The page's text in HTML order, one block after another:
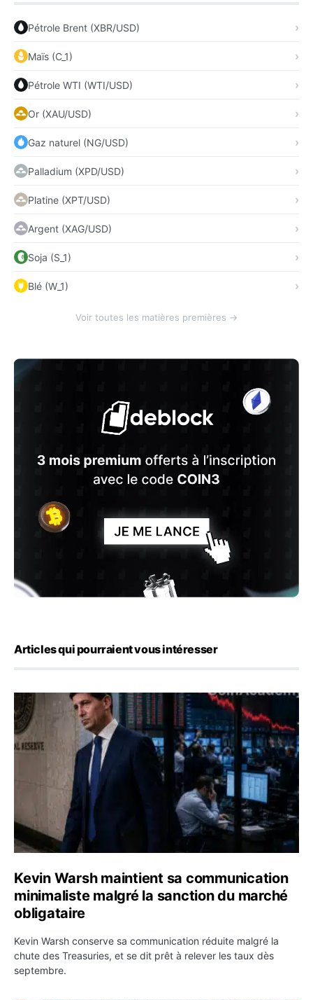
Pétrole Brent (XBR/USD)
Maïs (C_1)
Pétrole WTI (WTI/USD)
Or (XAU/USD)
Gaz naturel (NG/USD)
Palladium (XPD/USD)
Platine (XPT/USD)
Argent (XAG/USD)
Soja (S_1)
Blé (W_1)
Voir toutes les matières premières →
Articles qui pourraient vous intéresser
Kevin Warsh maintient sa communication minimaliste
Kevin Warsh maintient sa communication
minimaliste malgré la sanction du marché
obligataire
Kevin Warsh conserve sa communication réduite malgré la
chute des Treasuries, et se dit prêt à relever les taux dès
septembre.